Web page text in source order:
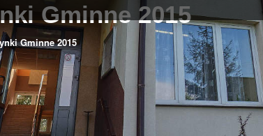
Gminne 2015
Gminne 2015